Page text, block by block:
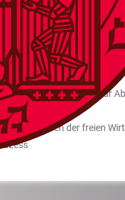
Quereinstieg,
und
der Karriereplanung für
Branchen der freien